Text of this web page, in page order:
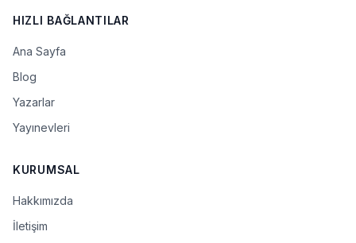
HIZLI BAĞLANTILAR
Ana Sayfa
Blog
Yazarlar
Yayınevleri
KURUMSAL
Hakkımızda
İletişim